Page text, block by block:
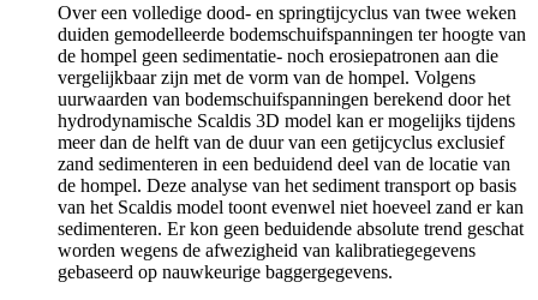
Over een volledige dood- en springtijcyclus van twee weken
duiden gemodelleerde bodemschuifspanningen ter hoogte van
de hompel geen sedimentatie- noch erosiepatronen aan die
vergelijkbaar zijn met de vorm van de hompel. Volgens
uurwaarden van bodemschuifspanningen berekend door het
hydrodynamische Scaldis 3D model kan er mogelijks tijdens
meer dan de helft van de duur van een getijcyclus exclusief
zand sedimenteren in een beduidend deel van de locatie van
de hompel. Deze analyse van het sediment transport op basis
van het Scaldis model toont evenwel niet hoeveel zand er kan
sedimenteren. Er kon geen beduidende absolute trend geschat
worden wegens de afwezigheid van kalibratiegegevens
gebaseerd op nauwkeurige baggergegevens.